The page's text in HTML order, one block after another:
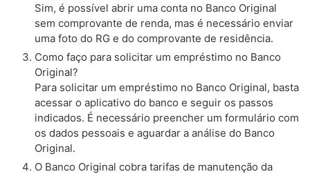
Sim, é possível abrir uma conta no Banco Original
sem comprovante de renda, mas é necessário enviar
uma foto do RG e do comprovante de residência.
Como faço para solicitar um empréstimo no Banco
Original?
Para solicitar um empréstimo no Banco Original, basta
acessar o aplicativo do banco e seguir os passos
indicados. É necessário preencher um formulário com
os dados pessoais e aguardar a análise do Banco
Original.
O Banco Original cobra tarifas de manutenção da